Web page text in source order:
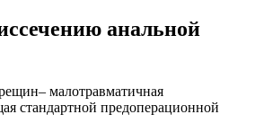
анальной
малотравматичная
стандартной предоперационной